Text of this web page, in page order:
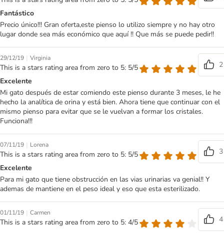
Fantástico
Precio único!!! Gran oferta,este pienso lo utilizo siempre y no hay otro
lugar donde sea más económico que aquí !! Que más se puede pedir!!
29/12/19 | Virginia
This is a stars rating area from zero to 5: 5/5
2
Excelente
Mi gato después de estar comiendo este pienso durante 3 meses, le he
hecho la analítica de orina y está bien. Ahora tiene que continuar con el
mismo pienso para evitar que se le vuelvan a formar los cristales.
Funciona!!!
07/11/19 | Lorena
This is a stars rating area from zero to 5: 5/5
3
Excelente
Para mi gato que tiene obstrucción en las vias urinarias va genial!! Y
ademas de mantiene en el peso ideal y eso que esta esterilizado.
01/11/19 | Carmen
This is a stars rating area from zero to 5: 4/5
4